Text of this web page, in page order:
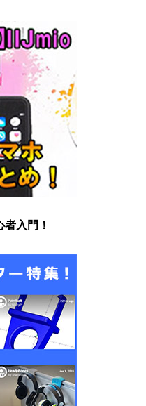
者入門！